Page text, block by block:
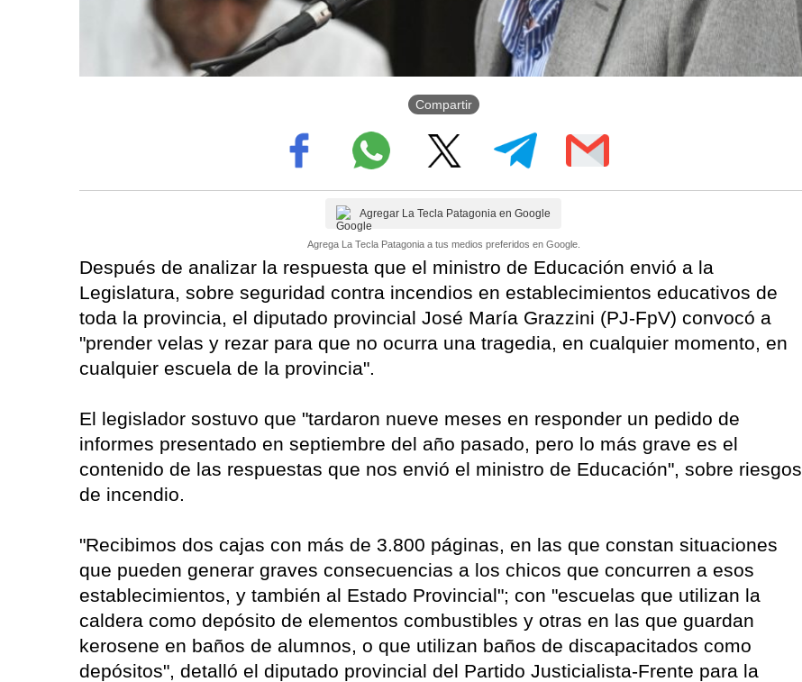
Compartir
Agregar La Tecla Patagonia en Google
Agrega La Tecla Patagonia a tus medios preferidos en Google.
Después de analizar la respuesta que el ministro de Educación envió a la
Legislatura, sobre seguridad contra incendios en establecimientos educativos de
toda la provincia, el diputado provincial José María Grazzini (PJ-FpV) convocó a
"prender velas y rezar para que no ocurra una tragedia, en cualquier momento, en
cualquier escuela de la provincia".
El legislador sostuvo que "tardaron nueve meses en responder un pedido de
informes presentado en septiembre del año pasado, pero lo más grave es el
contenido de las respuestas que nos envió el ministro de Educación", sobre riesgos
de incendio.
"Recibimos dos cajas con más de 3.800 páginas, en las que constan situaciones
que pueden generar graves consecuencias a los chicos que concurren a esos
establecimientos, y también al Estado Provincial"; con "escuelas que utilizan la
caldera como depósito de elementos combustibles y otras en las que guardan
kerosene en baños de alumnos, o que utilizan baños de discapacitados como
depósitos", detalló el diputado provincial del Partido Justicialista-Frente para la